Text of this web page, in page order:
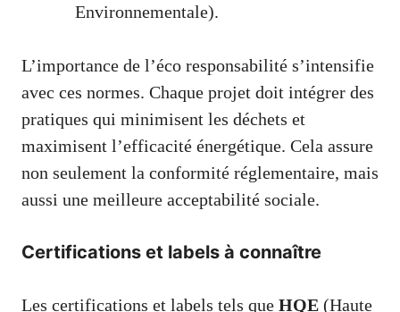
Environnementale).
L’importance de l’éco responsabilité s’intensifie
avec ces normes. Chaque projet doit intégrer des
pratiques qui minimisent les déchets et
maximisent l’efficacité énergétique. Cela assure
non seulement la conformité réglementaire, mais
aussi une meilleure acceptabilité sociale.
Certifications et labels à connaître
Les certifications et labels tels que HQE (Haute